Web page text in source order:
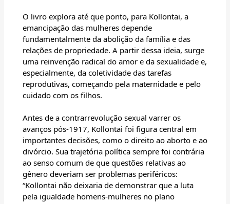
O livro explora até que ponto, para Kollontai, a
emancipação das mulheres depende
fundamentalmente da abolição da família e das
relações de propriedade. A partir dessa ideia, surge
uma reinvenção radical do amor e da sexualidade e,
especialmente, da coletividade das tarefas
reprodutivas, começando pela maternidade e pelo
cuidado com os filhos.
Antes de a contrarrevolução sexual varrer os
avanços pós-1917, Kollontai foi figura central em
importantes decisões, como o direito ao aborto e ao
divórcio. Sua trajetória política sempre foi contrária
ao senso comum de que questões relativas ao
gênero deveriam ser problemas periféricos:
“Kollontai não deixaria de demonstrar que a luta
pela igualdade homens-mulheres no plano